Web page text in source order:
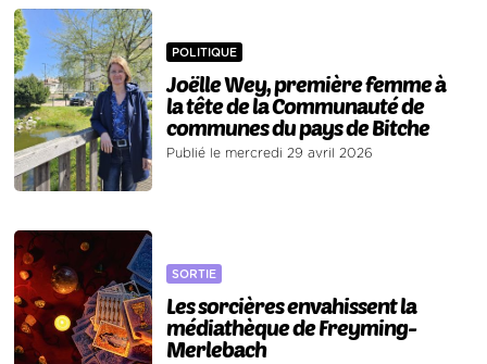
POLITIQUE
Joëlle Wey, première femme à
la tête de la Communauté de
communes du pays de Bitche
Publié le mercredi 29 avril 2026
SORTIE
Les sorcières envahissent la
médiathèque de Freyming-
Merlebach